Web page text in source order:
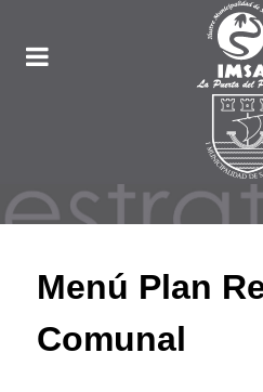
Menú Plan
Comunal